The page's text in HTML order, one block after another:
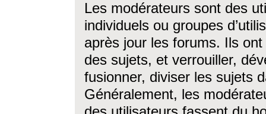
Les modérateurs sont des
individuels ou groupes
après jour les forums. Ils ont
des sujets, et verrouiller,
fusionner, diviser les sujets
Généralement, les